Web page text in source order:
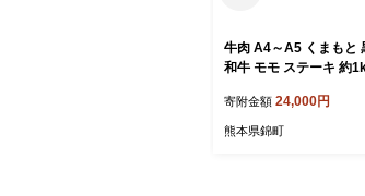
牛肉 A4～A5 くまもと
和牛 モモ ステーキ 約
配送不可：離島
寄附金額 24,000円
熊本県錦町